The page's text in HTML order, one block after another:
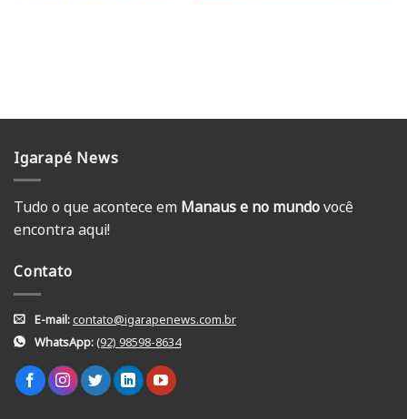
Igarapé News
Tudo o que acontece em Manaus e no mundovocê
encontra aqui!
Contato
E-mail:contato@igarapenews.com.br
WhatsApp:(92) 98598-8634